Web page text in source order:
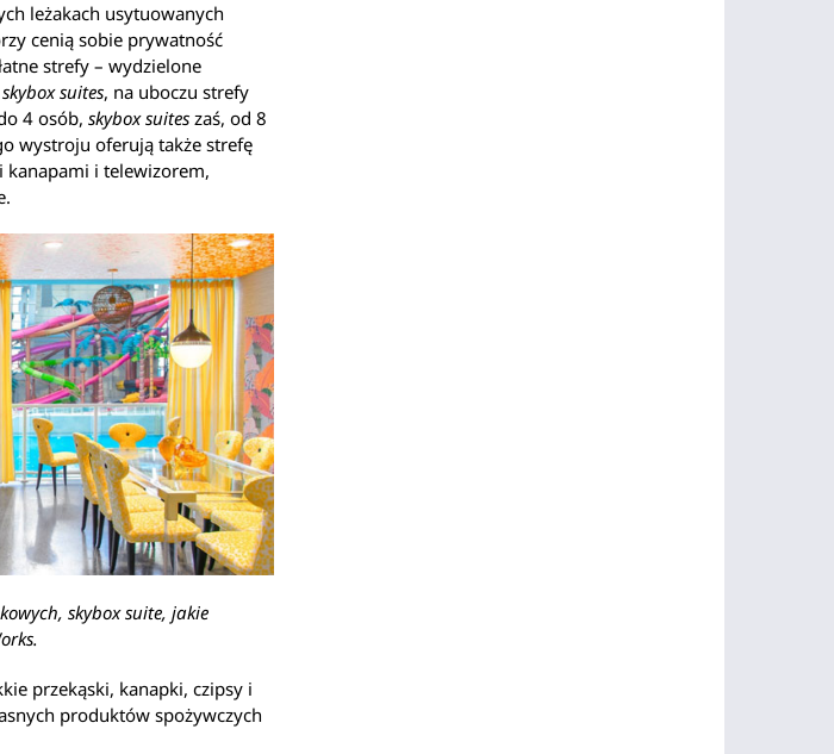
leżakach usytuowanych
cenią sobie prywatność
strefy – wydzielone
skybox suites, na uboczu strefy
4 osób, skybox suites zaś, od 8
wystroju oferują także strefę
i telewizorem,
skybox suite, jakie
przekąski, kanapki, czipsy i
produktów spożywczych